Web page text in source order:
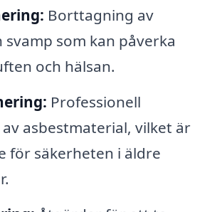
Borttagning av
svamp som kan påverka
och hälsan.
Professionell
asbestmaterial, vilket är
för säkerheten i äldre